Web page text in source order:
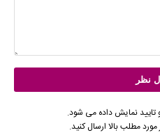
نمایش داده می شود.
مطلب بالا ارسال کنید.